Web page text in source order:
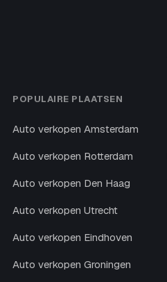
POPULAIRE PLAATSEN
Auto verkopen Amsterdam
Auto verkopen Rotterdam
Auto verkopen Den Haag
Auto verkopen Utrecht
Auto verkopen Eindhoven
Auto verkopen Groningen